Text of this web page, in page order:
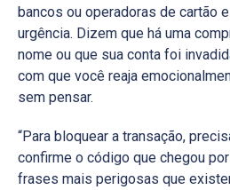
bancos ou operadoras de cartão
urgência. Dizem que há uma
nome ou que sua conta foi
com que você reaja
sem pensar.
“Para bloquear a transação,
confirme o código que chegou
frases mais perigosas que